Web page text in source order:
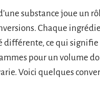
substance joue un
Chaque
différente, ce qui signifie
pour un volume
Voici quelques